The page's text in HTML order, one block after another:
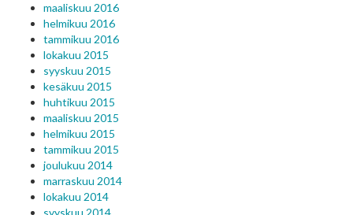
maaliskuu 2016
helmikuu 2016
tammikuu 2016
lokakuu 2015
syyskuu 2015
kesäkuu 2015
huhtikuu 2015
maaliskuu 2015
helmikuu 2015
tammikuu 2015
joulukuu 2014
marraskuu 2014
lokakuu 2014
syyskuu 2014